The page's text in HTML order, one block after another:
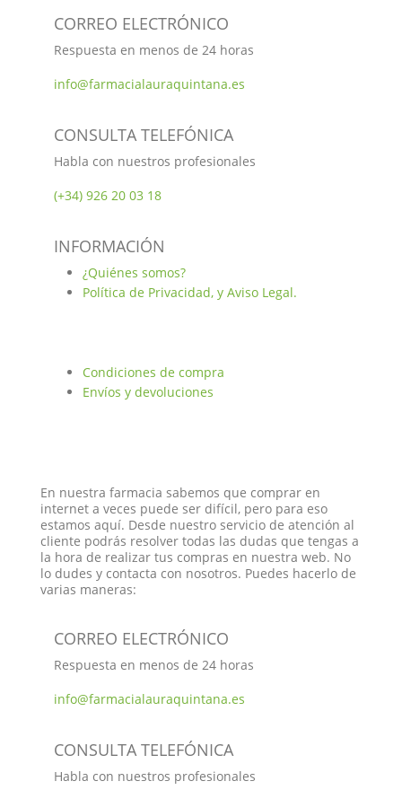
CORREO ELECTRÓNICO
Respuesta en menos de 24 horas
info@farmacialauraquintana.es
CONSULTA TELEFÓNICA
Habla con nuestros profesionales
(+34) 926 20 03 18
INFORMACIÓN
¿Quiénes somos?
Política de Privacidad, y Aviso Legal.
Condiciones de compra
Envíos y devoluciones
En nuestra farmacia sabemos que comprar en
internet a veces puede ser difícil, pero para eso
estamos aquí. Desde nuestro servicio de atención al
cliente podrás resolver todas las dudas que tengas a
la hora de realizar tus compras en nuestra web. No
lo dudes y contacta con nosotros. Puedes hacerlo de
varias maneras:
CORREO ELECTRÓNICO
Respuesta en menos de 24 horas
info@farmacialauraquintana.es
CONSULTA TELEFÓNICA
Habla con nuestros profesionales